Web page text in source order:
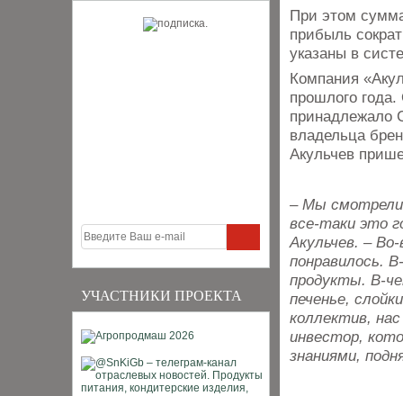
УЧАСТНИКИ ПРОЕКТА
При этом
прибыль
указаны в
Компания
прошлого
принадлежало
владельца
Акульчев
– Мы смотрели
все-таки это
Акульчев. –
понравилось.
продукты. В-
печенье,
коллектив,
инвестор,
знаниями,